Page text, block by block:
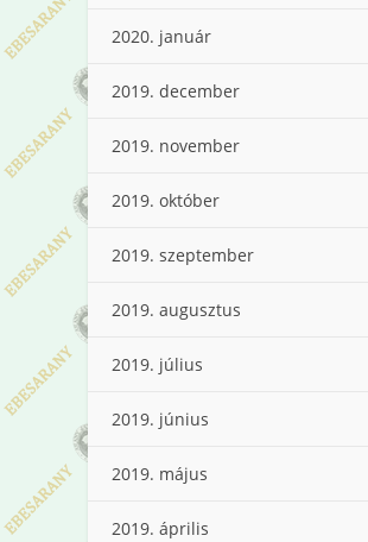
2020. január
2019. december
2019. november
2019. október
2019. szeptember
2019. augusztus
2019. július
2019. június
2019. május
2019. április